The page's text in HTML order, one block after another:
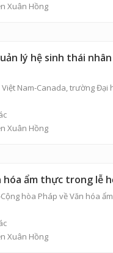
Xuân Hồng
lý hệ sinh thái
Nam-Canada, trường Đại
Xuân Hồng
ẩm thực trong lễ
hòa Pháp về Văn hóa
Xuân Hồng